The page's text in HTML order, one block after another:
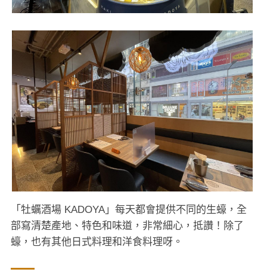
「牡蠣酒場 KADOYA」每天都會提供不同的生蠔，全
部寫清楚產地、特色和味道，非常細心，抵讚！除了
蠔，也有其他日式料理和洋食料理呀。